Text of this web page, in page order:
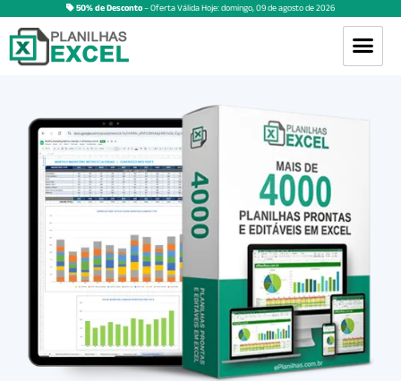
50% de Desconto– Oferta Válida Hoje:domingo,09deagostode2026